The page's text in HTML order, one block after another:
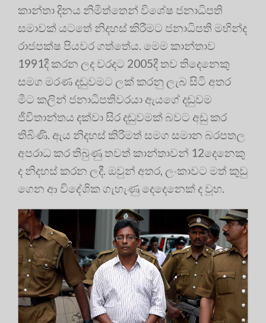
කාන්තා දිනය නිමිත්තෙන් විශේෂ ජනාධිපති
සමාවක් යටතේ නිදහස් කිරීමට ජනාධිපති මහින්ද
රාජපක්ෂ පියවර ගත්තේය. මෙම කාන්තාව
1991දී කරන ලද වරදට 2005දී තව තිදෙනෙකු
සමග මරණ දඬුවමට ලක් කරනු ලැබ සිටි අතර
මීට කලින් ජනාධිපතිවරයා ඇයගේ දඬුවම
ජීවිතාන්තය දක්වා සිර දඬුවමක් බවට අඩු කර
තිබිණි. ඇය නිදහස් කිරීමත් සමග සමාන බරපතල
අපරාධ කර තිබුණු තවත් කාන්තාවන් 12දෙනෙකු
ද නිදහස් කරන ලදී. ඔවුන් අතර, ලංකාවට මත් කුඩු
ගෙන ආ විදේශික ගැහැණු දෙදෙනෙක් ද වූහ.